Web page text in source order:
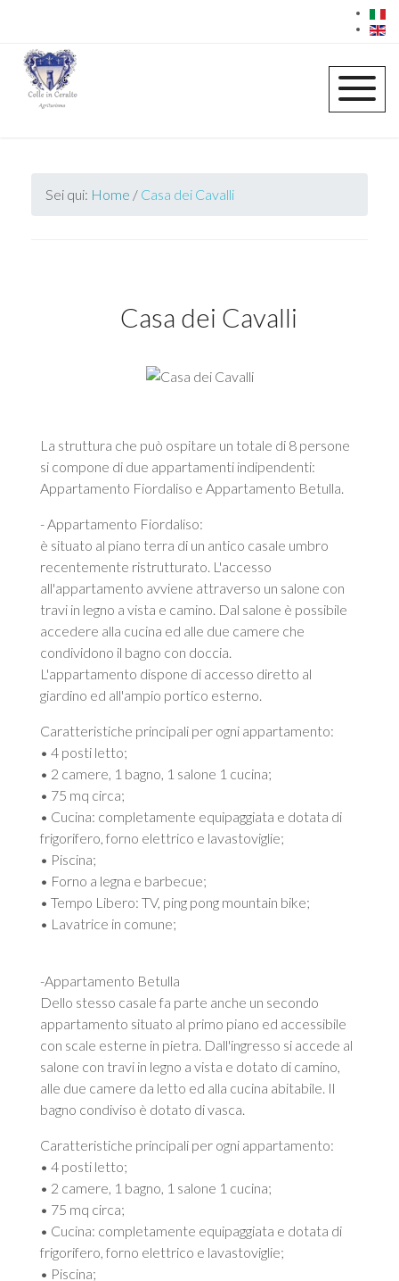
Sei qui: Home / Casa dei Cavalli
Casa dei Cavalli
La struttura che può ospitare un totale di 8 persone
si compone di due appartamenti indipendenti:
Appartamento Fiordaliso e Appartamento Betulla.
- Appartamento Fiordaliso:
è situato al piano terra di un antico casale umbro
recentemente ristrutturato. L'accesso
all'appartamento avviene attraverso un salone con
travi in legno a vista e camino. Dal salone è possibile
accedere alla cucina ed alle due camere che
condividono il bagno con doccia.
L'appartamento dispone di accesso diretto al
giardino ed all'ampio portico esterno.
Caratteristiche principali per ogni appartamento:
• 4 posti letto;
• 2 camere, 1 bagno, 1 salone 1 cucina;
• 75 mq circa;
• Cucina: completamente equipaggiata e dotata di
frigorifero, forno elettrico e lavastoviglie;
• Piscina;
• Forno a legna e barbecue;
• Tempo Libero: TV, ping pong mountain bike;
• Lavatrice in comune;
-Appartamento Betulla
Dello stesso casale fa parte anche un secondo
appartamento situato al primo piano ed accessibile
con scale esterne in pietra. Dall'ingresso si accede al
salone con travi in legno a vista e dotato di camino,
alle due camere da letto ed alla cucina abitabile. Il
bagno condiviso è dotato di vasca.
Caratteristiche principali per ogni appartamento:
• 4 posti letto;
• 2 camere, 1 bagno, 1 salone 1 cucina;
• 75 mq circa;
• Cucina: completamente equipaggiata e dotata di
frigorifero, forno elettrico e lavastoviglie;
• Piscina;